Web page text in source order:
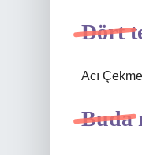
Dört
Acı
Buda